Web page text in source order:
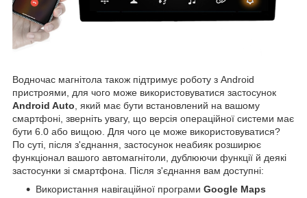
Водночас магнітола також підтримує роботу з Android
пристроями, для чого може використовуватися застосунок
Android Auto, який має бути встановлений на вашому
смартфоні, зверніть увагу, що версія операційної системи має
бути 6.0 або вищою. Для чого це може використовуватися?
По суті, після з'єднання, застосунок неабияк розширює
функціонал вашого автомагнітоли, дублюючи функції й деякі
застосунки зі смартфона. Після з'єднання вам доступні:
Використання навігаційної програми Google Maps